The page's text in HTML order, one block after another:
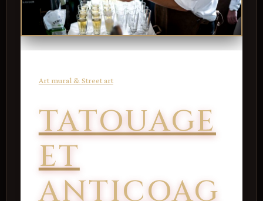
Art mural & Street art
TATOUAGE
ET
ANTICOAG